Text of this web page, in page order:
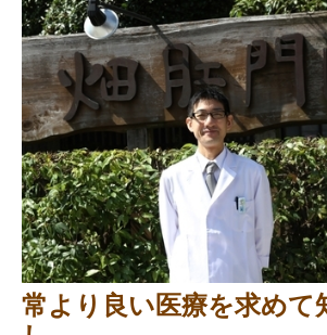
常より良い医療を求めて